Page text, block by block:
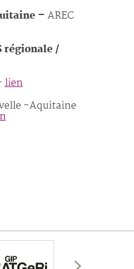
–AREC
régionale /
lien
-Aquitaine
Afficher